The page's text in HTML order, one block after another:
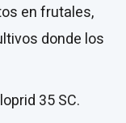
en frutales,
donde los
35 SC.